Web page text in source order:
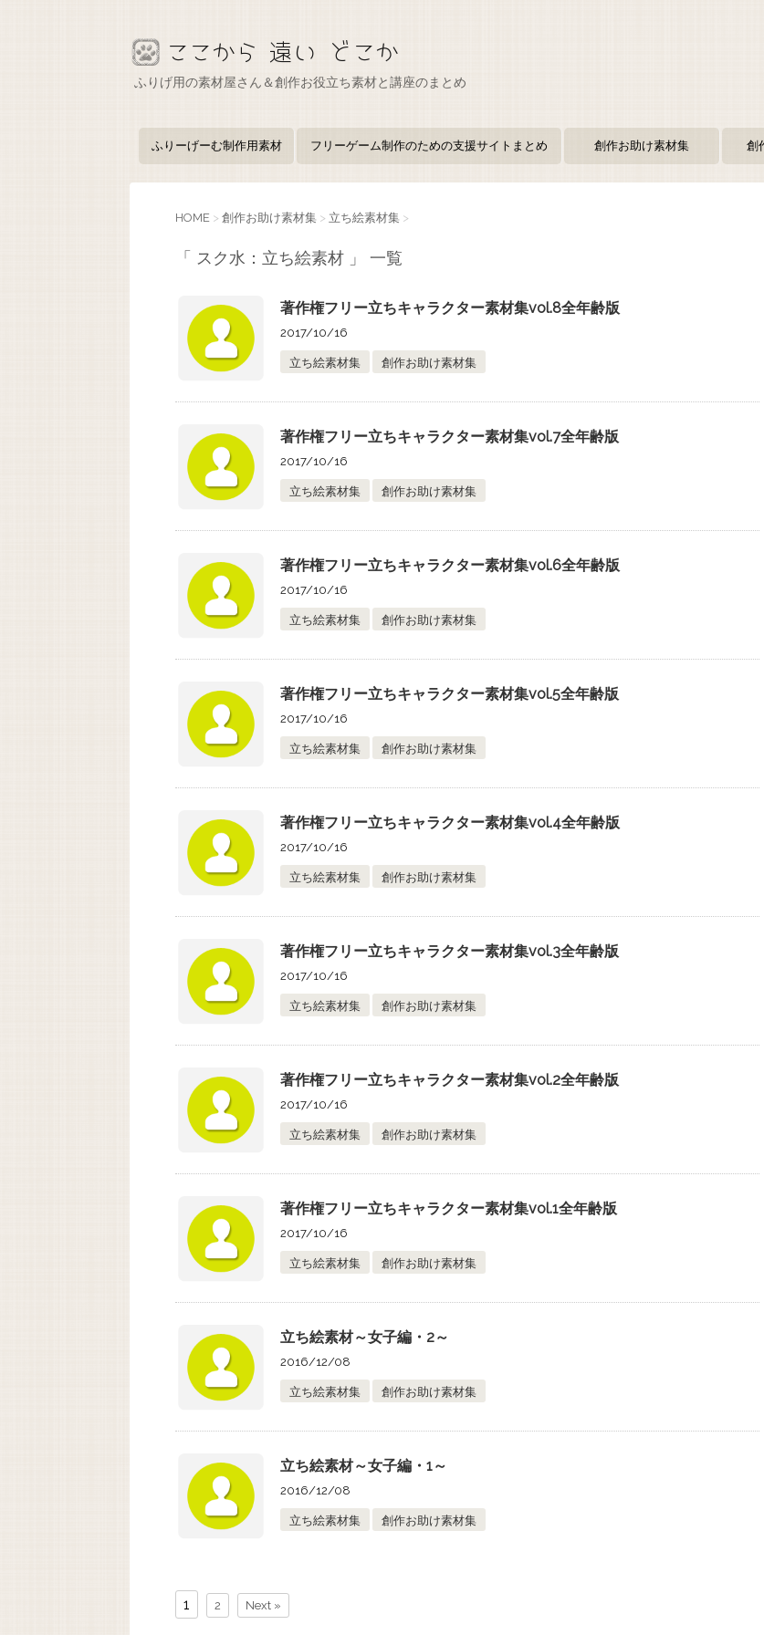
ふりげ用の素材屋さん＆創作お役立ち素材と講座のまとめ
ふりーげーむ制作用素材 フリーゲーム制作のための支援サイトまとめ 創作お助け素材集 創
HOME > 創作お助け素材集 > 立ち絵素材集 >
「 スク水：立ち絵素材 」 一覧
著作権フリー立ちキャラクター素材集vol.8全年齢版
2017/10/16
立ち絵素材集 創作お助け素材集
著作権フリー立ちキャラクター素材集vol.7全年齢版
2017/10/16
立ち絵素材集 創作お助け素材集
著作権フリー立ちキャラクター素材集vol.6全年齢版
2017/10/16
立ち絵素材集 創作お助け素材集
著作権フリー立ちキャラクター素材集vol.5全年齢版
2017/10/16
立ち絵素材集 創作お助け素材集
著作権フリー立ちキャラクター素材集vol.4全年齢版
2017/10/16
立ち絵素材集 創作お助け素材集
著作権フリー立ちキャラクター素材集vol.3全年齢版
2017/10/16
立ち絵素材集 創作お助け素材集
著作権フリー立ちキャラクター素材集vol.2全年齢版
2017/10/16
立ち絵素材集 創作お助け素材集
著作権フリー立ちキャラクター素材集vol.1全年齢版
2017/10/16
立ち絵素材集 創作お助け素材集
立ち絵素材～女子編・2～
2016/12/08
立ち絵素材集 創作お助け素材集
立ち絵素材～女子編・1～
2016/12/08
立ち絵素材集 創作お助け素材集
1 2 Next »